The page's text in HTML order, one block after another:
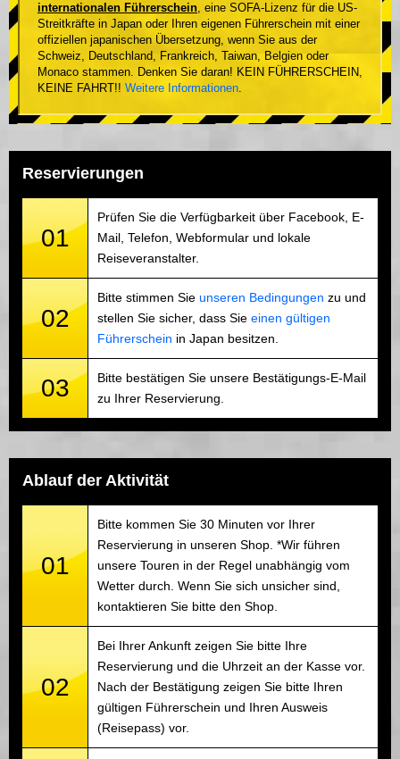
internationalen Führerschein, eine SOFA-Lizenz für die US-
Streitkräfte in Japan oder Ihren eigenen Führerschein mit einer
offiziellen japanischen Übersetzung, wenn Sie aus der
Schweiz, Deutschland, Frankreich, Taiwan, Belgien oder
Monaco stammen. Denken Sie daran! KEIN FÜHRERSCHEIN,
KEINE FAHRT!! Weitere Informationen.
Reservierungen
01
Prüfen Sie die Verfügbarkeit über Facebook, E-
Mail, Telefon, Webformular und lokale
Reiseveranstalter.
02
Bitte stimmen Sie unseren Bedingungen zu und
stellen Sie sicher, dass Sie einen gültigen
Führerschein in Japan besitzen.
03
Bitte bestätigen Sie unsere Bestätigungs-E-Mail
zu Ihrer Reservierung.
Ablauf der Aktivität
01
Bitte kommen Sie 30 Minuten vor Ihrer
Reservierung in unseren Shop. *Wir führen
unsere Touren in der Regel unabhängig vom
Wetter durch. Wenn Sie sich unsicher sind,
kontaktieren Sie bitte den Shop.
02
Bei Ihrer Ankunft zeigen Sie bitte Ihre
Reservierung und die Uhrzeit an der Kasse vor.
Nach der Bestätigung zeigen Sie bitte Ihren
gültigen Führerschein und Ihren Ausweis
(Reisepass) vor.